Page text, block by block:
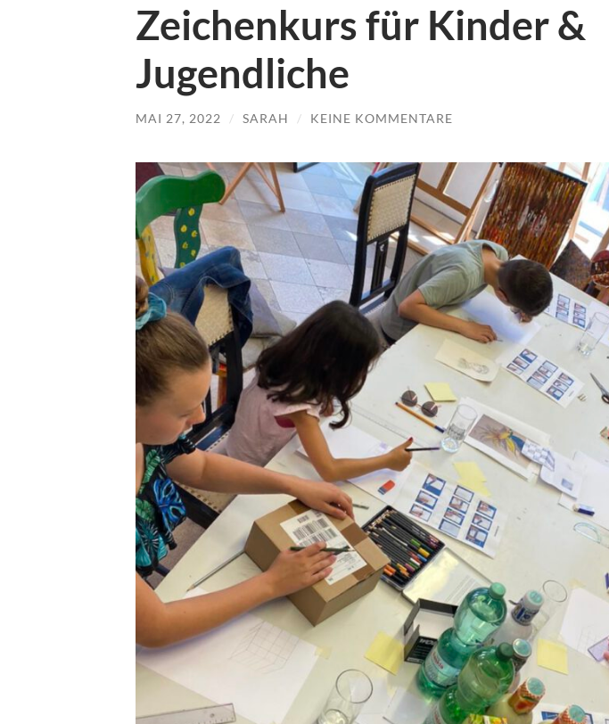
Zeichenkurs für Kinder &
Jugendliche
MAI 27, 2022 / SARAH / KEINE KOMMENTARE